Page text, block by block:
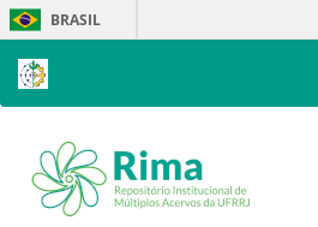
Skip
navigation
BRASIL